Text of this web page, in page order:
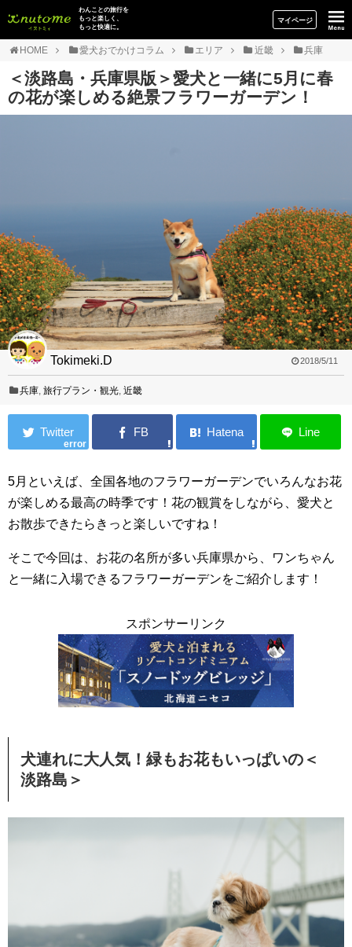
イヌトミィ
わんことの旅行を
もっと楽しく、
もっと快適に。
マイページ
HOME 愛犬おでかけコラム エリア 近畿 兵庫
＜淡路島・兵庫県版＞愛犬と一緒に5月に春
の花が楽しめる絶景フラワーガーデン！
Tokimeki.D 2018/5/11
兵庫 ,旅行プラン・観光 ,近畿
error
5月といえば、全国各地のフラワーガーデンでいろんなお花
が楽しめる最高の時季です！花の観賞をしながら、愛犬と
お散歩できたらきっと楽しいですね！
そこで今回は、お花の名所が多い兵庫県から、ワンちゃん
と一緒に入場できるフラワーガーデンをご紹介します！
スポンサーリンク
犬連れに大人気！緑もお花もいっぱいの＜
淡路島＞